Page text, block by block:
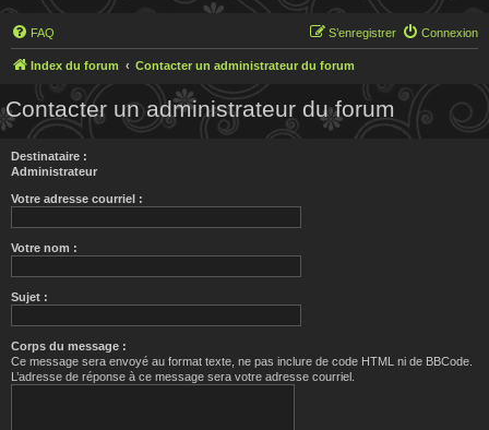
FAQ Connexion
S’enregistrer
Index du forum Contacter un administrateur du forum
Contacter un administrateur du forum
Destinataire :
Administrateur
Votre adresse courriel :
Votre nom :
Sujet :
Corps du message :
Ce message sera envoyé au format texte, ne pas inclure de code HTML ni de BBCode.
L’adresse de réponse à ce message sera votre adresse courriel.